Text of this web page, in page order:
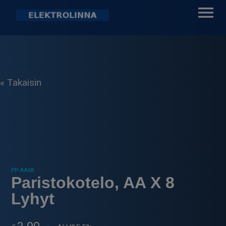
« Takaisin
PP-AA08
Paristokotelo, AA X 8
Lyhyt